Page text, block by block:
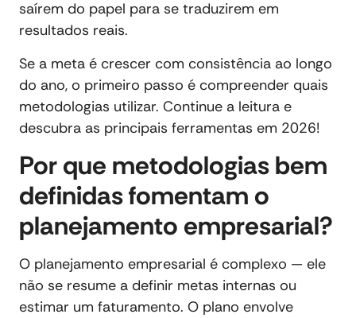
saírem do papel para se traduzirem em
resultados reais.
Se a meta é crescer com consistência ao longo
do ano, o primeiro passo é compreender quais
metodologias utilizar. Continue a leitura e
descubra as principais ferramentas em 2026!
Por que metodologias bem
definidas fomentam o
planejamento empresarial?
O planejamento empresarial é complexo — ele
não se resume a definir metas internas ou
estimar um faturamento. O plano envolve